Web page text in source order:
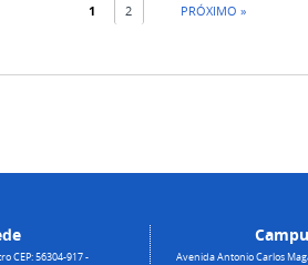
1 2 PRÓXIMO »
CEP: 56304-917 -
Avenida Antonio Carlos